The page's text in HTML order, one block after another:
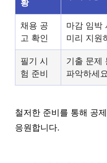
황
채용 공
고 확인
마감 임박
미리 지원
필기 시
험 준비
기출 문제
파악하세
철저한 준비를 통해 공
응원합니다.